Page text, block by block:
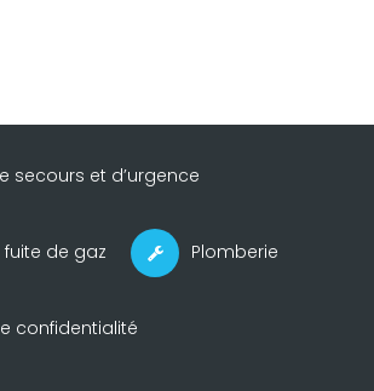
secours et d’urgence
fuite de gaz Plomberie
confidentialité